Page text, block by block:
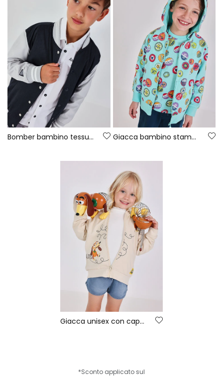
Bomber bambino tessuto tecnico grigio Giacca bambino stampata azzurro acqua
Giacca unisex con cappuccio beige
*Sconto applicato sul